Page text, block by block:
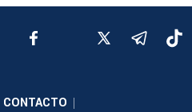
CONTACTO |